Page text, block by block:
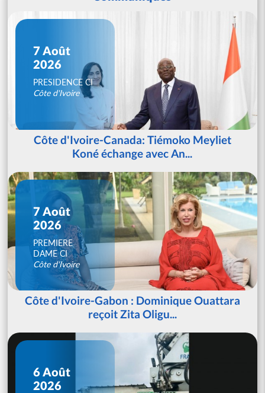
7 Août
2026
PRESIDENCE CI
Côte d'Ivoire
Côte d'Ivoire-Canada: Tiémoko Meyliet
Koné échange avec An...
7 Août
2026
PREMIERE
DAME CI
Côte d'Ivoire
Côte d'Ivoire-Gabon : Dominique Ouattara
reçoit Zita Oligu...
6 Août
2026